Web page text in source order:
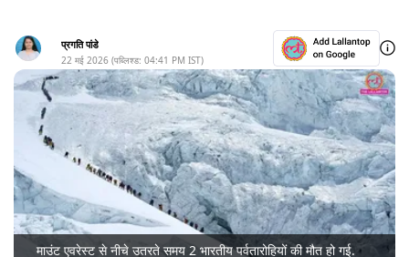
प्रगति पांडे
22 मई 2026 (पब्लिश्ड: 04:41 PM IST)
माउंट एवरेस्ट से नीचे उतरते समय 2 भारतीय पर्वतारोहियों की मौत हो गई.